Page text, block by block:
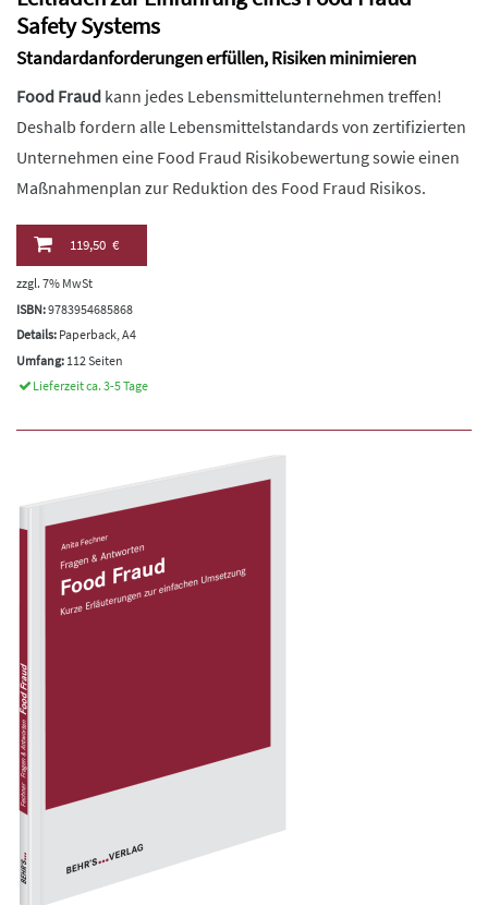
Safety Systems
Standardanforderungen erfüllen, Risiken minimieren
Food Fraud kann jedes Lebensmittelunternehmen treffen!
Deshalb fordern alle Lebensmittelstandards von zertifizierten
Unternehmen eine Food Fraud Risikobewertung sowie einen
Maßnahmenplan zur Reduktion des Food Fraud Risikos.
119,50 €
zzgl. 7% MwSt
ISBN:9783954685868
Details: Paperback, A4
Umfang: 112 Seiten
Lieferzeit ca. 3-5 Tage